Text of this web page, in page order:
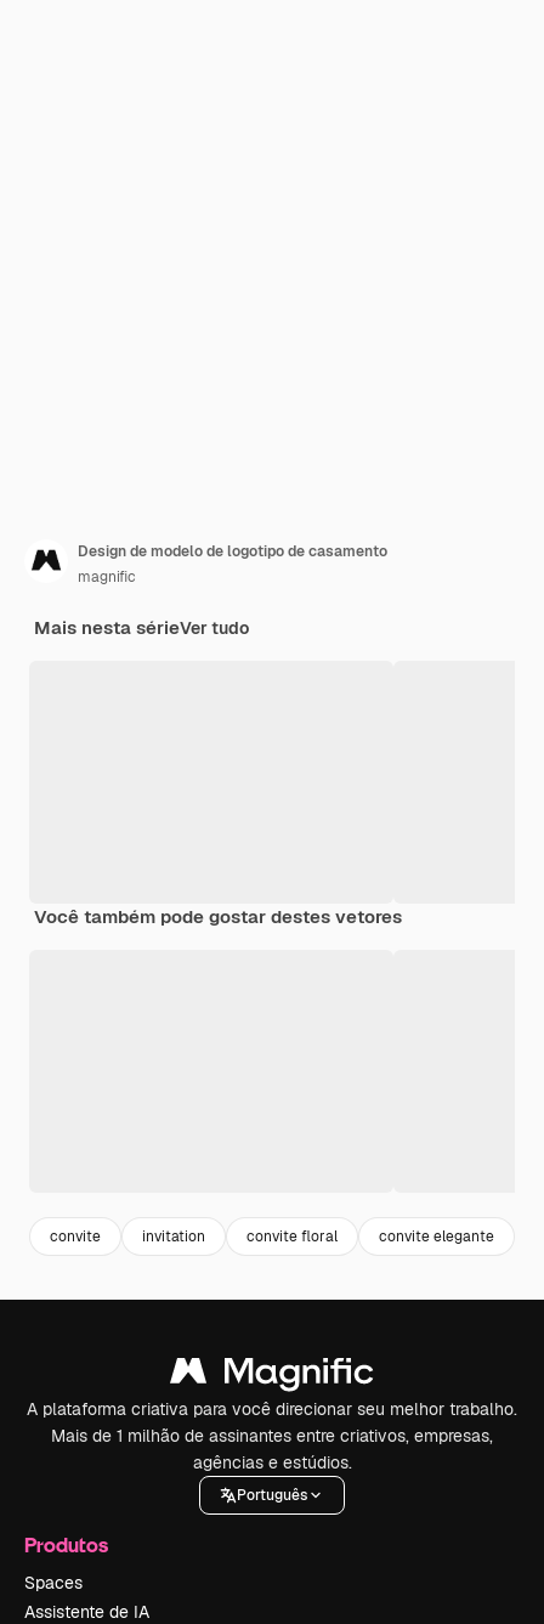
Design de modelo de logotipo de casamento
magnific
Mais nesta sérieVer tudo
Você também pode gostar destes vetores
convite invitation convite floral convite elegante
A plataforma criativa para você direcionar seu melhor trabalho.
Mais de 1 milhão de assinantes entre criativos, empresas,
agências e estúdios.
Português
Produtos
Spaces
Assistente de IA